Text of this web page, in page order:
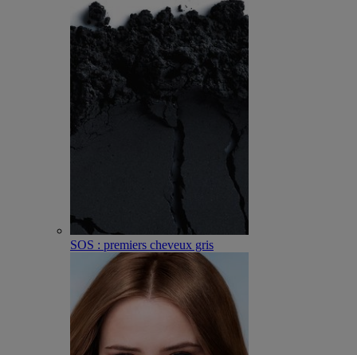
SOS : premiers cheveux gris